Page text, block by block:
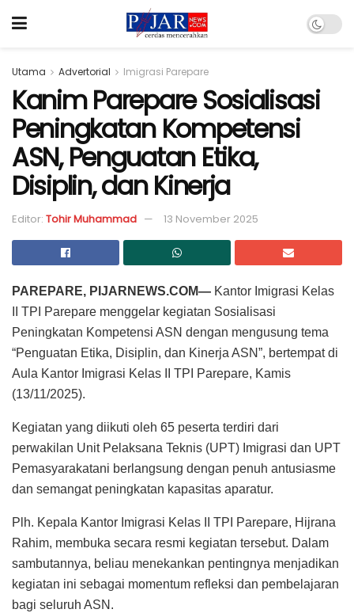
Utama Advertorial Imigrasi Parepare
Kanim Parepare Sosialisasi
Peningkatan Kompetensi
ASN, Penguatan Etika,
Disiplin, dan Kinerja
Editor: Tohir Muhammad 13 November 2025
PAREPARE, PIJARNEWS.COM— Kantor Imigrasi Kelas
II TPI Parepare menggelar kegiatan Sosialisasi
Peningkatan Kompetensi ASN dengan mengusung tema
“Penguatan Etika, Disiplin, dan Kinerja ASN”, bertempat di
Aula Kantor Imigrasi Kelas II TPI Parepare, Kamis
(13/11/2025).
Kegiatan yang diikuti oleh 65 peserta terdiri dari
perwakilan Unit Pelaksana Teknis (UPT) Imigrasi dan UPT
Pemasyarakatani berlangsung dengan penuh antusiasme
dan semangat peningkatan kapasitas aparatur.
Plh. Kepala Kantor Imigrasi Kelas II TPI Parepare, Hijrana
Rahim, membuka secara resmi kegiatan tersebut. Dalam
sambutannya, beliau menekankan pentingnya menjadikan
kegiatan ini sebagai momentum refleksi dan pembelajaran
bagi seluruh ASN.